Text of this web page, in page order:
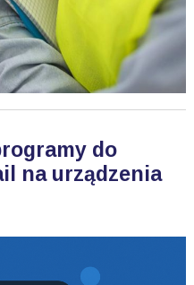
do
na urządzenia